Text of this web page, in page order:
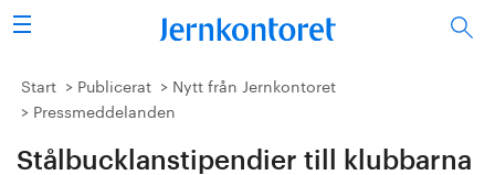
Sök
Stålindustrin
Start Publicerat
Nytt från Jernkontoret
Pressmeddelanden
Stålbucklanstipendier till klubbarna